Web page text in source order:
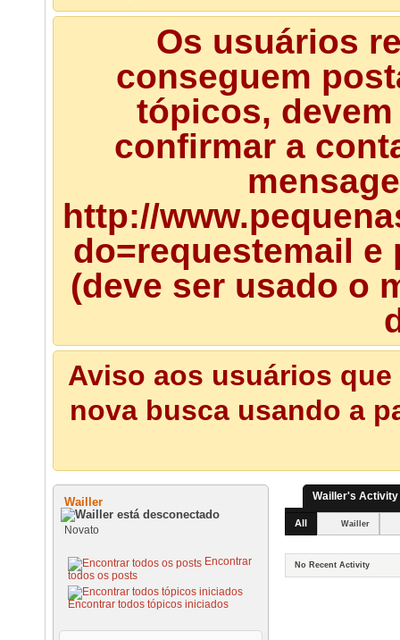
Os usuários
conseguem
tópicos,
confirmar a
http://
do=requestemail
(deve ser usado o
Aviso aos usuários
nova busca usando a
Wailler
Novato
Encontrar
todos os posts
Encontrar todos tópicos iniciados
Wailler's Activity
All Wailler
No Recent Activity